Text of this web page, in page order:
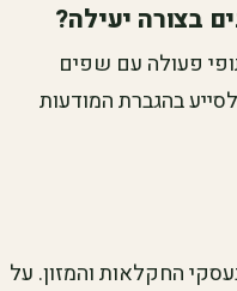
בצורה יעילה?
פעולה עם שפים
לסייע בהגברת המודעות
החקלאות והמזון. על